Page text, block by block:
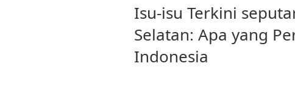
Isu-isu Terkini
Selatan: Apa yang
Indonesia